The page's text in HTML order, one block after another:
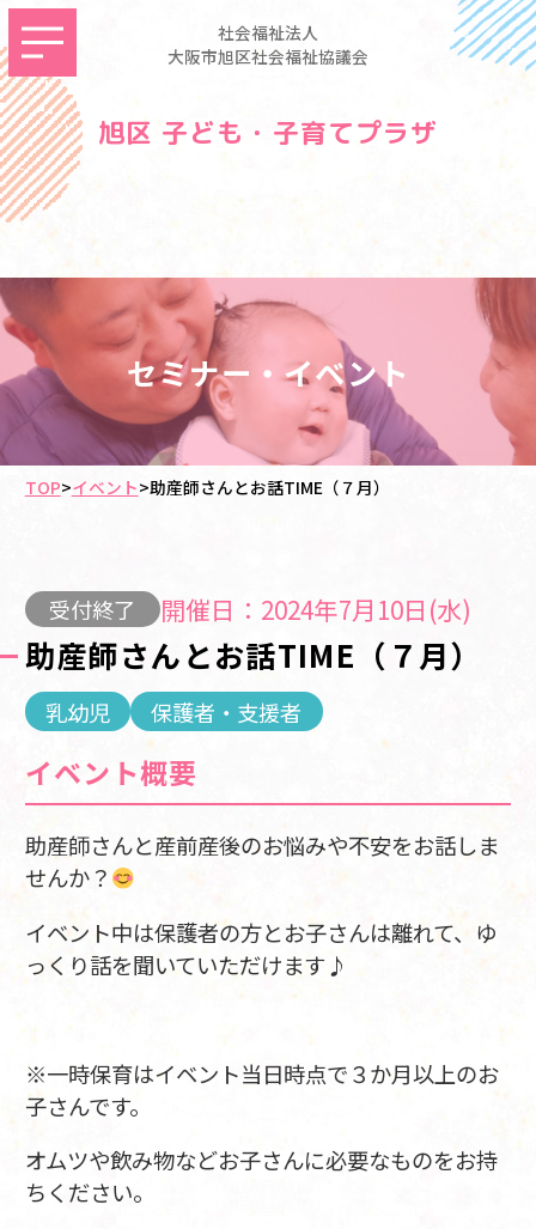
社会福祉法人
大阪市旭区社会福祉協議会
旭区 子ども・子育てプラザ
セミナー・イベント
TOP>イベント>助産師さんとお話TIME（７月）
受付終了 開催日：2024年7月10日(水)
助産師さんとお話TIME（７月）
乳幼児 保護者・支援者
イベント概要
助産師さんと産前産後のお悩みや不安をお話しま
せんか？
イベント中は保護者の方とお子さんは離れて、ゆ
っくり話を聞いていただけます♪
※一時保育はイベント当日時点で３か月以上のお
子さんです。
オムツや飲み物などお子さんに必要なものをお持
ちください。